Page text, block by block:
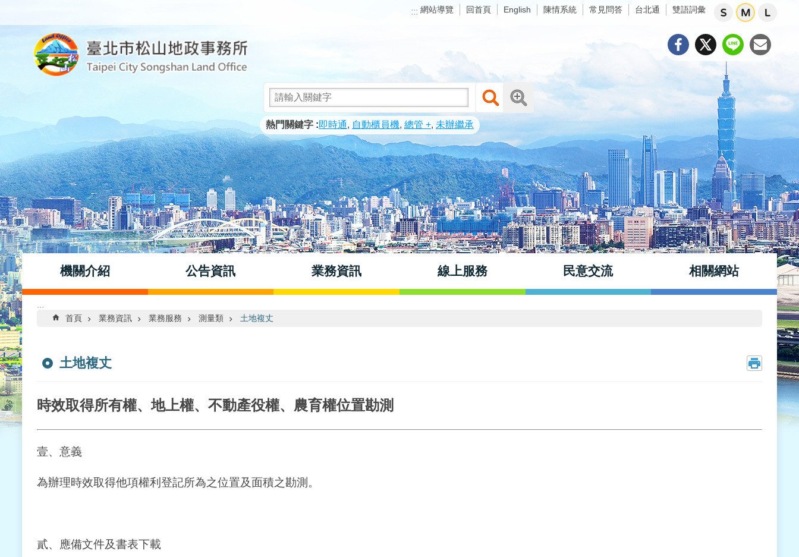
::: 網站導覽 回首頁 English 陳情系統 常見問答 台北通 雙語詞彙
熱門關鍵字 即時通 自動櫃員機 總管 + 未辦繼承
機關介紹 公告資訊 業務資訊 線上服務 民意交流 相關網站
:::
首頁 業務資訊 業務服務 測量類 土地複丈
土地複丈
時效取得所有權、地上權、不動產役權、農育權位置勘測
壹、意義
為辦理時效取得他項權利登記所為之位置及面積之勘測。
貳、應備文件及書表下載